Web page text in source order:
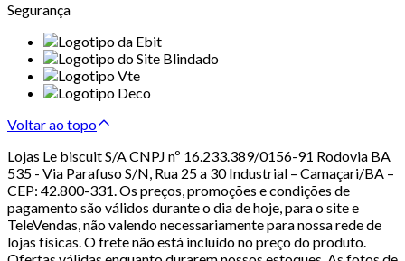
Segurança
Voltar ao topo
Lojas Le biscuit S/A CNPJ nº 16.233.389/0156-91 Rodovia BA
535 - Via Parafuso S/N, Rua 25 a 30 Industrial – Camaçari/BA –
CEP: 42.800-331. Os preços, promoções e condições de
pagamento são válidos durante o dia de hoje, para o site e
TeleVendas, não valendo necessariamente para nossa rede de
lojas físicas. O frete não está incluído no preço do produto.